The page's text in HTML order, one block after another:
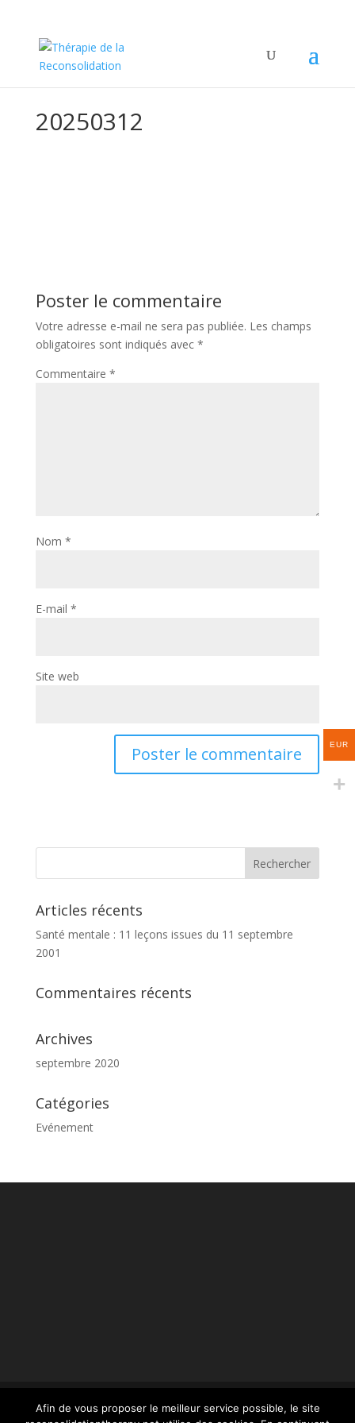
20250312
Poster le commentaire
Votre adresse e-mail ne sera pas publiée. Les champs
obligatoires sont indiqués avec *
Commentaire *
Nom *
E-mail *
Site web
Articles récents
Santé mentale : 11 leçons issues du 11 septembre
2001
Commentaires récents
Archives
septembre 2020
Catégories
Evénement
EUR
Afin de vous proposer le meilleur service possible, le site